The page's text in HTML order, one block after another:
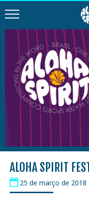
ALOHA SPIRIT
25 de março de 2018